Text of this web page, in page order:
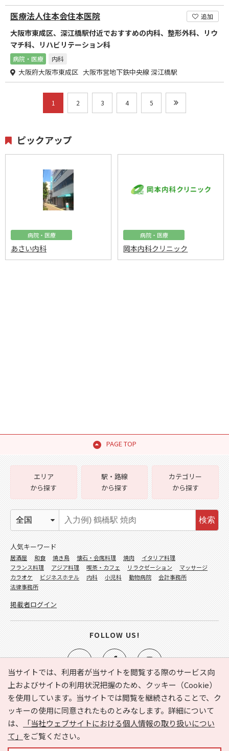
医療法人住本会住本医院 追加
大阪市東成区、深江橋駅付近でおすすめの内科、整形外科、リウ
マチ科、リハビリテーション科
病院・医療 内科
大阪府大阪市東成区 大阪市営地下鉄中央線 深江橋駅
1 2 3 4 5
ピックアップ
病院・医療
あさい内科
病院・医療
岡本内科クリニック
PAGE TOP
当サイトでは、利用者が当サイトを閲覧する際のサービス向
上およびサイトの利用状況把握のため、クッキー（Cookie）
を使用しています。当サイトでは閲覧を継続されることで、ク
ッキーの使用に同意されたものとみなします。詳細について
は、
「当社ウェブサイトにおける個人情報の取り扱いについ
て」 をご覧ください。
e-NAVITA（イーナビタ）とは？ お気に入り
ヘルプ
利用規約
個人情報の取り扱いについて
運営会社
サイトマップ
広告掲載に関するお問い合わせ
エリア
から探す
駅・路線
から探す
カテゴリー
から探す
検索
人気キーワード
居酒屋 和食 焼き鳥 懐石・会席料理 焼肉
イタリア料理
フランス料理
アジア料理 喫茶・カフェ リラクゼーション
マッサージ
カラオケ
ビジネスホテル 内科 小児科 動物病院
会計事務所
法律事務所
掲載者ログイン
FOLLOW US!